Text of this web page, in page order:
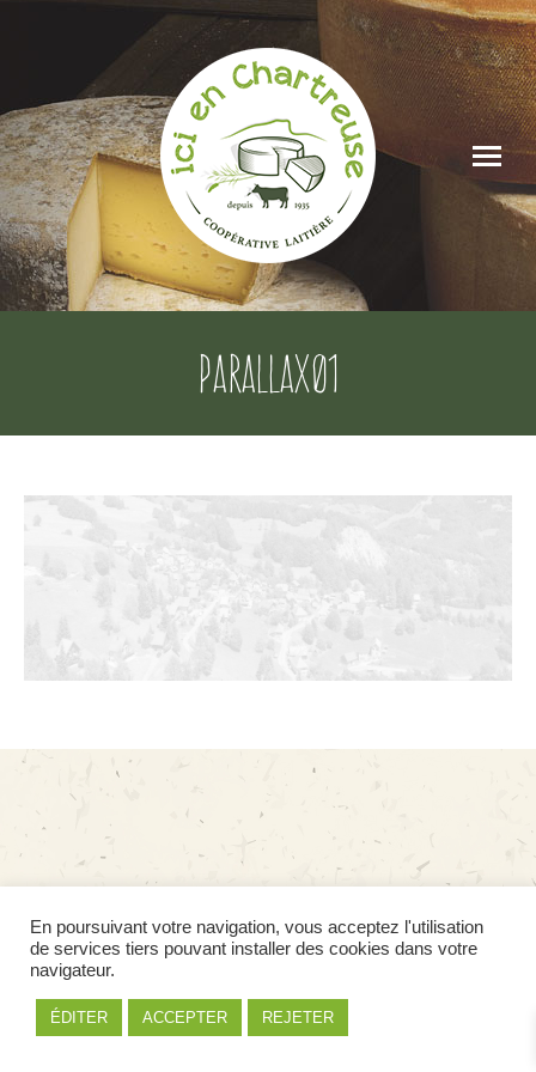
parallax01
En poursuivant votre navigation, vous acceptez l'utilisation
de services tiers pouvant installer des cookies dans votre
navigateur.
ÉDITER ACCEPTER REJETER